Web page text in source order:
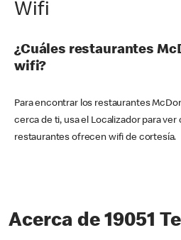
Wifi
¿Cuáles restaurantes
wifi?
Para encontrar los restaurantes
cerca de ti, usa el Localizador para ver
restaurantes ofrecen wifi de cortesía.
Acerca de 19051